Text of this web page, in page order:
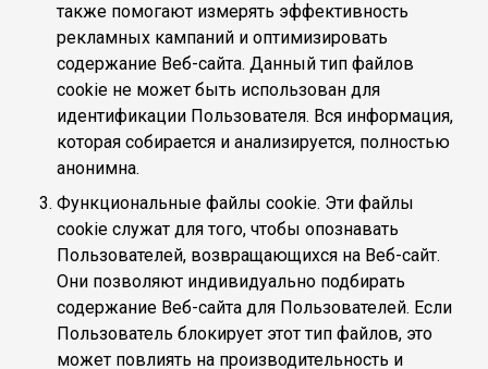
также помогают измерять эффективность
рекламных кампаний и оптимизировать
содержание Веб-сайта. Данный тип файлов
cookie не может быть использован для
идентификации Пользователя. Вся информация,
которая собирается и анализируется, полностью
анонимна.
Функциональные файлы cookie. Эти файлы
cookie служат для того, чтобы опознавать
Пользователей, возвращающихся на Веб-сайт.
Они позволяют индивидуально подбирать
содержание Веб-сайта для Пользователей. Если
Пользователь блокирует этот тип файлов, это
может повлиять на производительность и